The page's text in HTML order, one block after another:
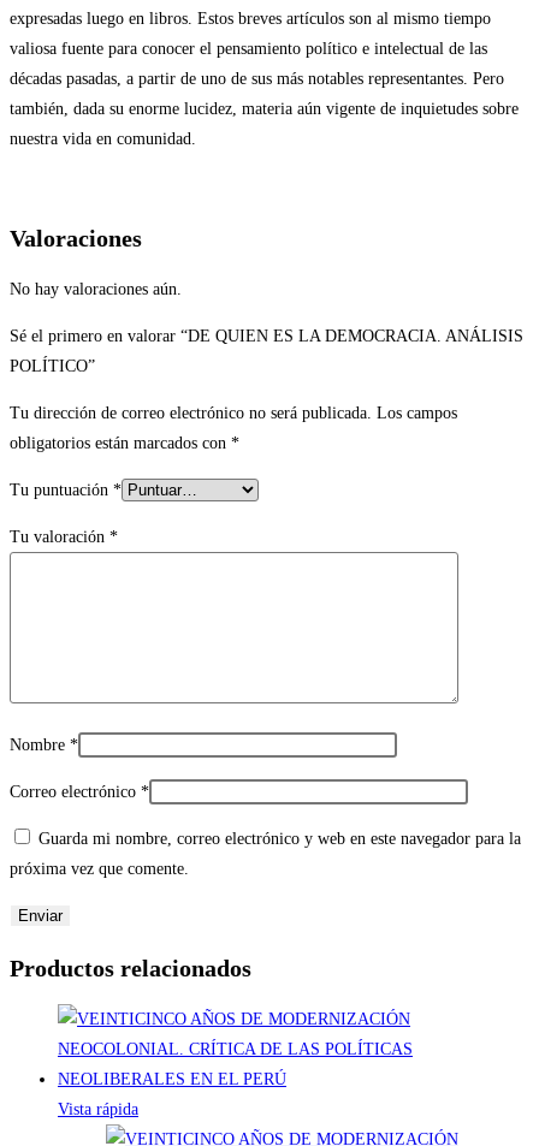
expresadas luego en libros. Estos breves artículos son al mismo tiempo
valiosa fuente para conocer el pensamiento político e intelectual de las
décadas pasadas, a partir de uno de sus más notables representantes. Pero
también, dada su enorme lucidez, materia aún vigente de inquietudes sobre
nuestra vida en comunidad.
Valoraciones
No hay valoraciones aún.
Sé el primero en valorar “DE QUIEN ES LA DEMOCRACIA. ANÁLISIS
POLÍTICO”
Tu dirección de correo electrónico no será publicada. Los campos
obligatorios están marcados con *
Tu puntuación *
Tu valoración *
Nombre *
Correo electrónico *
Guarda mi nombre, correo electrónico y web en este navegador para la
próxima vez que comente.
Productos relacionados
Vista rápida